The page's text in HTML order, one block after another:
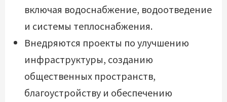
включая водоснабжение, водоотведение
и системы теплоснабжения.
Внедряются проекты по улучшению
инфраструктуры, созданию
общественных пространств,
благоустройству и обеспечению